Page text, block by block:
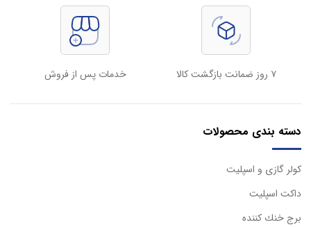
۷ روز ضمانت بازگشت کالا خدمات پس از فروش
دسته بندی محصولات
كولر گازی و اسپليت
داكت اسپليت
برج خنك كننده